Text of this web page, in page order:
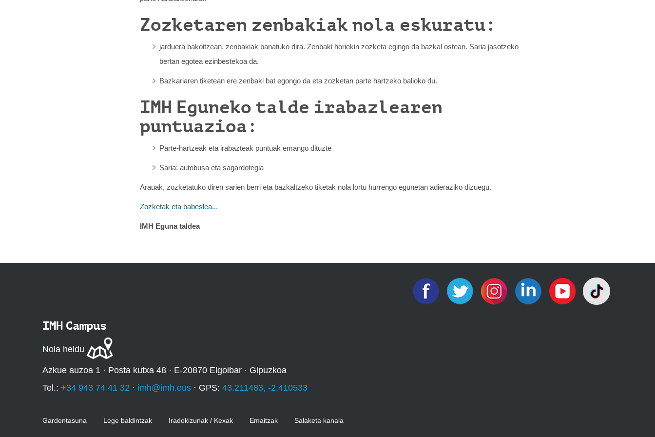
Zozketaren zenbakiak nola eskuratu:
jarduera bakoitzean, zenbakiak banatuko dira. Zenbaki horiekin zozketa egingo da bazkal ostean. Saria jasotzeko
bertan egotea ezinbestekoa da.
Bazkariaren tiketean ere zenbaki bat egongo da eta zozketan parte hartzeko balioko du.
IMH Eguneko talde irabazlearen
puntuazioa:
Parte-hartzeak eta irabazteak puntuak emango dituzte
Saria: autobusa eta sagardotegia
Arauak, zozketatuko diren sarien berri eta bazkaltzeko tiketak nola lortu hurrengo egunetan adieraziko dizuegu.
Zozketak eta babeslea...
IMH Eguna taldea
IMH Campus
Nola heldu
Azkue auzoa 1 · Posta kutxa 48 · E-20870 Elgoibar · Gipuzkoa
Tel.: +34 943 74 41 32 · imh@imh.eus · GPS: 43.211483, -2.410533
Gardentasuna Lege baldintzak Iradokizunak / Kexak Emaitzak Salaketa kanala